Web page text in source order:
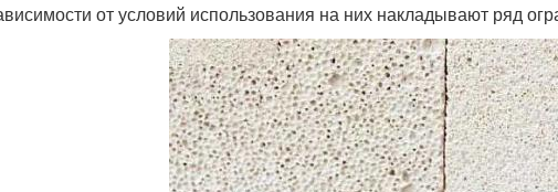
от условий использования на них накладывают ряд